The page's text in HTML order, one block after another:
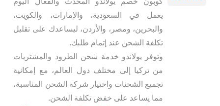
يعمل في السعودية، والإمارات، والكويت،
والبحرين، ومصر، والأردن، ليساعدك على تقليل
تكلفة الشحن عند إتمام طلبك.
وتوفر يولاندو خدمة شحن الطرود والمشتريات
من تركيا إلى مختلف دول العالم، مع إمكانية
تجميع الشحنات واختيار شركة الشحن المناسبة،
مما يساعد على خفض تكلفة الشحن.